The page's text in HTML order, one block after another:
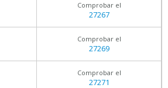
Comprobar el
27267
Comprobar el
27269
Comprobar el
27271